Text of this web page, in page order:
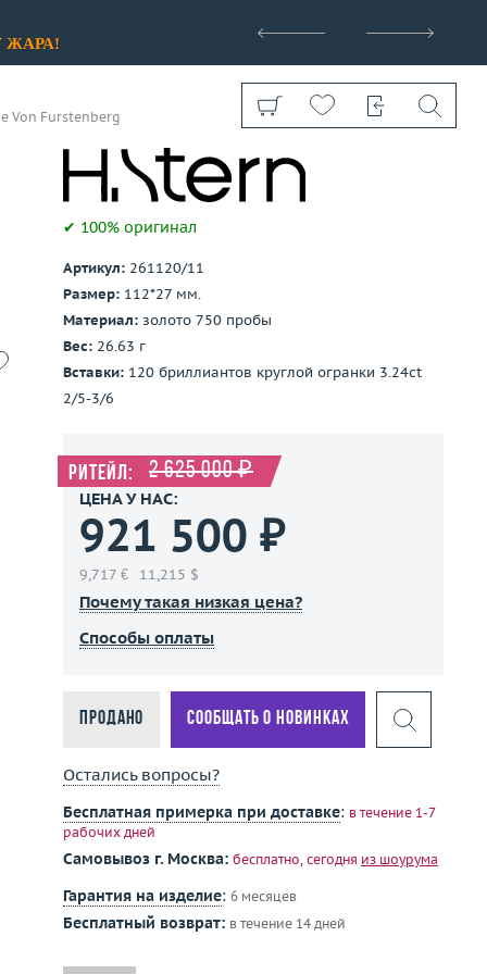
ЖАРА!
Показать все
Von Furstenberg
✔ 100% оригинал
Артикул: 261120/11
Размер: 112*27 мм.
Материал: золото 750 пробы
Вес: 26.63 г
Вставки: 120 бриллиантов круглой огранки 3.24ct
2/5-3/6
Ритейл: 2 625 000 ₽
ЦЕНА У НАС:
921 500 ₽
9,717 € 11,215 $
Почему такая низкая цена?
Способы оплаты
Продано Сообщать о новинках
Остались вопросы?
Бесплатная примерка при доставке: в течение 1-7
рабочих дней
Самовывоз г. Москва: бесплатно, сегодня из шоурума
Гарантия на изделие: 6 месяцев
Бесплатный возврат: в течение 14 дней